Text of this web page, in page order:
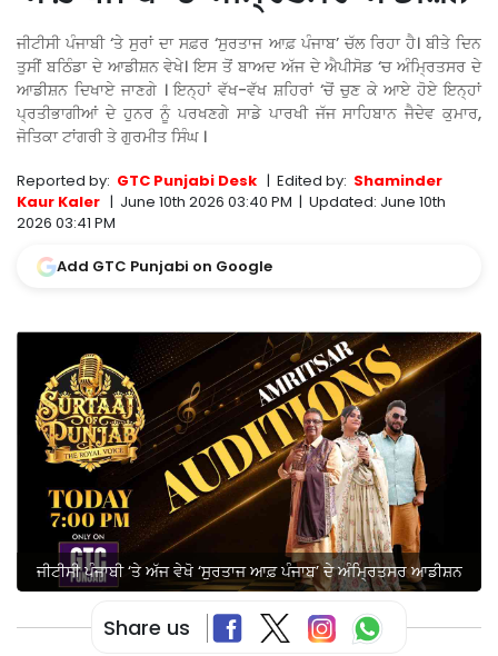
ਜੀਟੀਸੀ ਪੰਜਾਬੀ ‘ਤੇ ਸੁਰਾਂ ਦਾ ਸਫ਼ਰ ‘ਸੁਰਤਾਜ ਆਫ਼ ਪੰਜਾਬ’ ਚੱਲ ਰਿਹਾ ਹੈ। ਬੀਤੇ ਦਿਨ
ਤੁਸੀਂ ਬਠਿੰਡਾ ਦੇ ਆਡੀਸ਼ਨ ਵੇਖੇ। ਇਸ ਤੋਂ ਬਾਅਦ ਅੱਜ ਦੇ ਐਪੀਸੋਡ ‘ਚ ਅੰਮ੍ਰਿਤਸਰ ਦੇ
ਆਡੀਸ਼ਨ ਦਿਖਾਏ ਜਾਣਗੇ । ਇਨ੍ਹਾਂ ਵੱਖ-ਵੱਖ ਸ਼ਹਿਰਾਂ ‘ਚੋਂ ਚੁਣ ਕੇ ਆਏ ਹੋਏ ਇਨ੍ਹਾਂ
ਪ੍ਰਤੀਭਾਗੀਆਂ ਦੇ ਹੁਨਰ ਨੂੰ ਪਰਖਣਗੇ ਸਾਡੇ ਪਾਰਖੀ ਜੱਜ ਸਾਹਿਬਾਨ ਜੈਦੇਵ ਕੁਮਾਰ,
ਜੋਤਿਕਾ ਟਾਂਗਰੀ ਤੇ ਗੁਰਮੀਤ ਸਿੰਘ ।
Reported by: GTC Punjabi Desk | Edited by: Shaminder
Kaur Kaler | June 10th 2026 03:40 PM | Updated: June 10th
2026 03:41 PM
Add GTC Punjabi on Google
ਜੀਟੀਸੀ ਪੰਜਾਬੀ ‘ਤੇ ਅੱਜ ਵੇਖੋ ‘ਸੁਰਤਾਜ ਆਫ਼ ਪੰਜਾਬ’ ਦੇ ਅੰਮ੍ਰਿਤਸਰ ਆਡੀਸ਼ਨ
Share us